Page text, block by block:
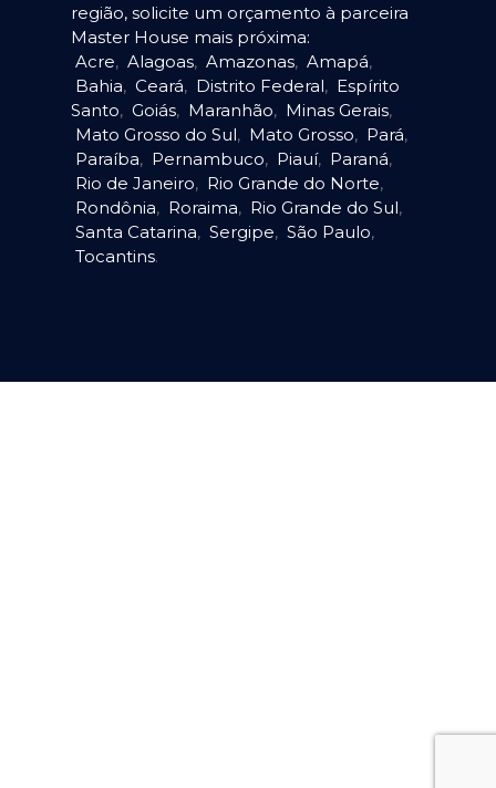
região, solicite um orçamento à parceira
Master House mais próxima:
Acre, Alagoas, Amazonas, Amapá,
Bahia, Ceará, Distrito Federal, Espírito
Santo, Goiás, Maranhão, Minas Gerais,
Mato Grosso do Sul, Mato Grosso, Pará,
Paraíba, Pernambuco, Piauí, Paraná,
Rio de Janeiro, Rio Grande do Norte,
Rondônia, Roraima, Rio Grande do Sul,
Santa Catarina, Sergipe, São Paulo,
Tocantins.